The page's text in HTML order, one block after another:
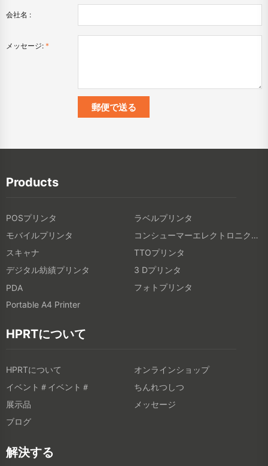
会社名 :
メッセージ: *
Products
POSプリンタ
ラベルプリンタ
モバイルプリンタ
コンシューマーエレクトロニクス製品
スキャナ
TTOプリンタ
デジタル紡績プリンタ
3 Dプリンタ
PDA
フォトプリンタ
Portable A4 Printer
HPRTについて
HPRTについて
オンラインショップ
イベント＃イベント＃
ちんれつしつ
展示品
メッセージ
ブログ
解決する